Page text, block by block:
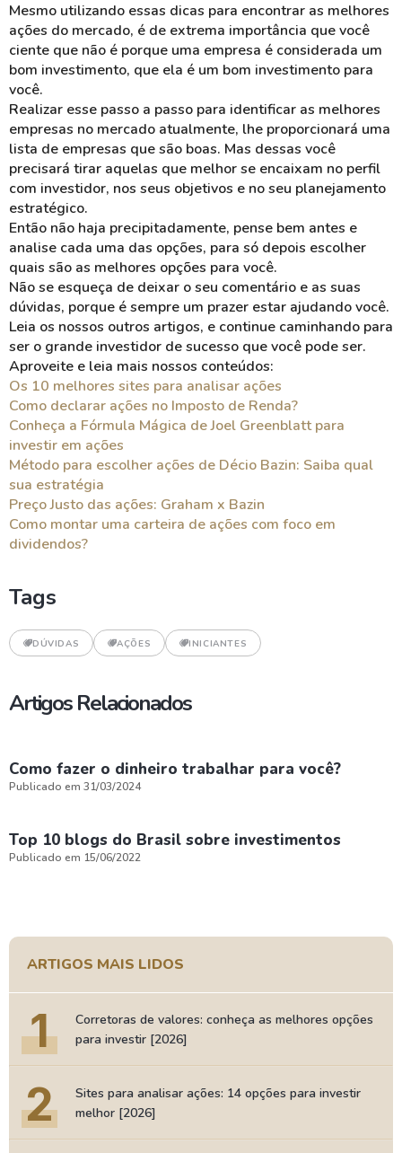
Mesmo utilizando essas dicas para encontrar as melhores
ações do mercado, é de extrema importância que você
ciente que não é porque uma empresa é considerada um
bom investimento, que ela é um bom investimento para
você.
Realizar esse passo a passo para identificar as melhores
empresas no mercado atualmente, lhe proporcionará uma
lista de empresas que são boas. Mas dessas você
precisará tirar aquelas que melhor se encaixam no perfil
com investidor, nos seus objetivos e no seu planejamento
estratégico.
Então não haja precipitadamente, pense bem antes e
analise cada uma das opções, para só depois escolher
quais são as melhores opções para você.
Não se esqueça de deixar o seu comentário e as suas
dúvidas, porque é sempre um prazer estar ajudando você.
Leia os nossos outros artigos, e continue caminhando para
ser o grande investidor de sucesso que você pode ser.
Aproveite e leia mais nossos conteúdos:
Os 10 melhores sites para analisar ações
Como declarar ações no Imposto de Renda?
Conheça a Fórmula Mágica de Joel Greenblatt para
investir em ações
Método para escolher ações de Décio Bazin: Saiba qual
sua estratégia
Preço Justo das ações: Graham x Bazin
Como montar uma carteira de ações com foco em
dividendos?
Tags
DÚVIDAS AÇÕES INICIANTES
Artigos Relacionados
Como fazer o dinheiro trabalhar para você?
Publicado em 31/03/2024
Top 10 blogs do Brasil sobre investimentos
Publicado em 15/06/2022
ARTIGOS MAIS LIDOS
1
Corretoras de valores: conheça as melhores opções
para investir [2026]
2
Sites para analisar ações: 14 opções para investir
melhor [2026]